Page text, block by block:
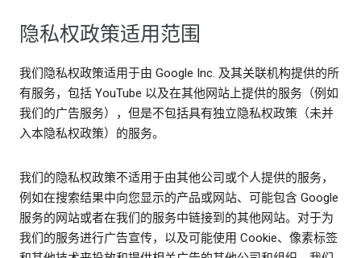
隐私权政策适用范围
我们隐私权政策适用于由 Google Inc. 及其关联机构提供的所
有服务，包括 YouTube 以及在其他网站上提供的服务（例如
我们的广告服务），但是不包括具有独立隐私权政策（未并
入本隐私权政策）的服务。
我们的隐私权政策不适用于由其他公司或个人提供的服务，
例如在搜索结果中向您显示的产品或网站、可能包含 Google
服务的网站或者在我们的服务中链接到的其他网站。对于为
我们的服务进行广告宣传，以及可能使用 Cookie、像素标签